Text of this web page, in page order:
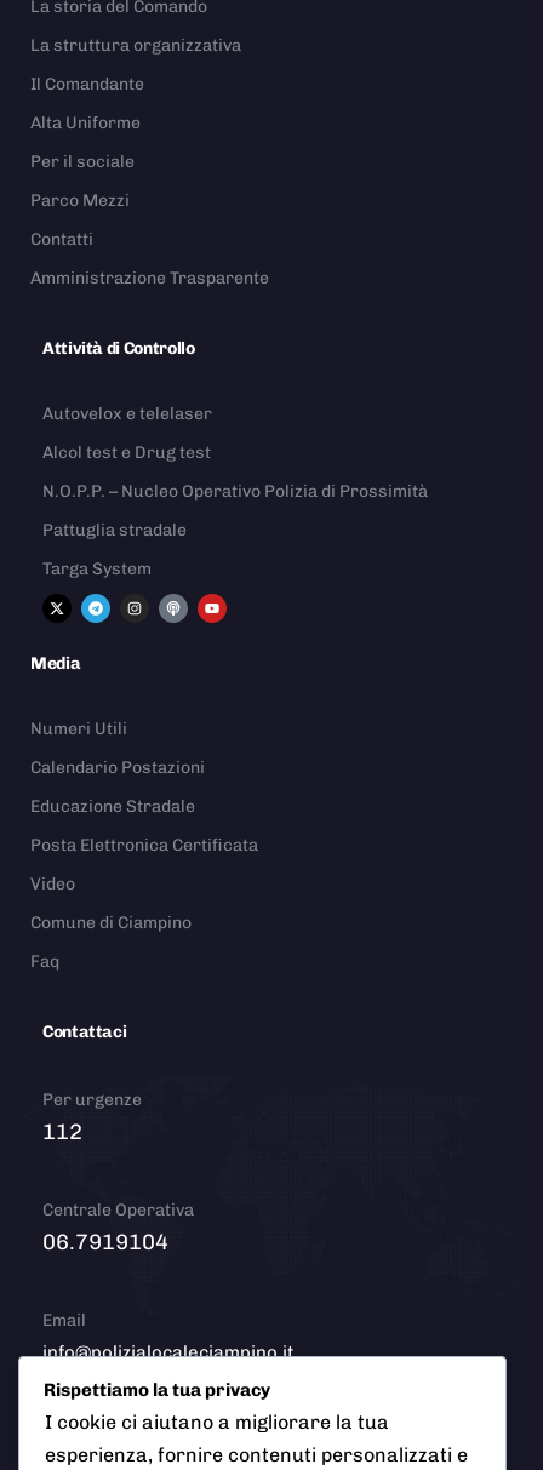
La storia del Comando
La struttura organizzativa
Il Comandante
Alta Uniforme
Per il sociale
Parco Mezzi
Contatti
Amministrazione Trasparente
Attività di Controllo
Autovelox e telelaser
Alcol test e Drug test
N.O.P.P. – Nucleo Operativo Polizia di Prossimità
Pattuglia stradale
Targa System
Media
Numeri Utili
Calendario Postazioni
Educazione Stradale
Posta Elettronica Certificata
Video
Comune di Ciampino
Faq
Contattaci
Per urgenze
112
Centrale Operativa
06.7919104
Email
info@polizialocaleciampino.it
Rispettiamo la tua privacy
I cookie ci aiutano a migliorare la tua
esperienza, fornire contenuti personalizzati e